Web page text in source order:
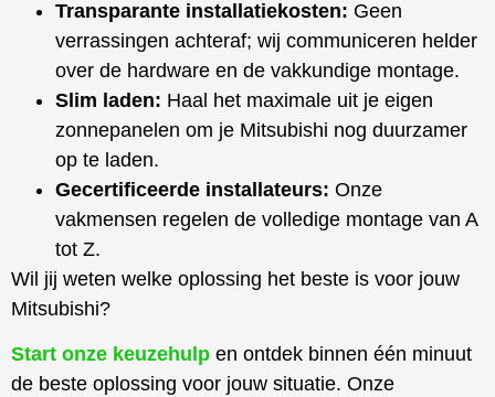
Transparante installatiekosten: Geen
verrassingen achteraf; wij communiceren helder
over de hardware en de vakkundige montage.
Slim laden: Haal het maximale uit je eigen
zonnepanelen om je Mitsubishi nog duurzamer
op te laden.
Gecertificeerde installateurs: Onze
vakmensen regelen de volledige montage van A
tot Z.
Wil jij weten welke oplossing het beste is voor jouw
Mitsubishi?
Start onze keuzehulp en ontdek binnen één minuut
de beste oplossing voor jouw situatie. Onze